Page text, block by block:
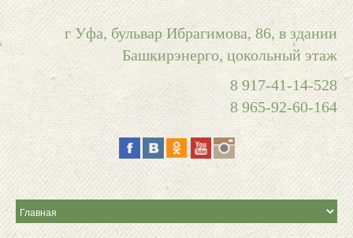
г Уфа, бульвар Ибрагимова, 86, в здании
Башкирэнерго, цокольный этаж
8 917-41-14-528
8 965-92-60-164